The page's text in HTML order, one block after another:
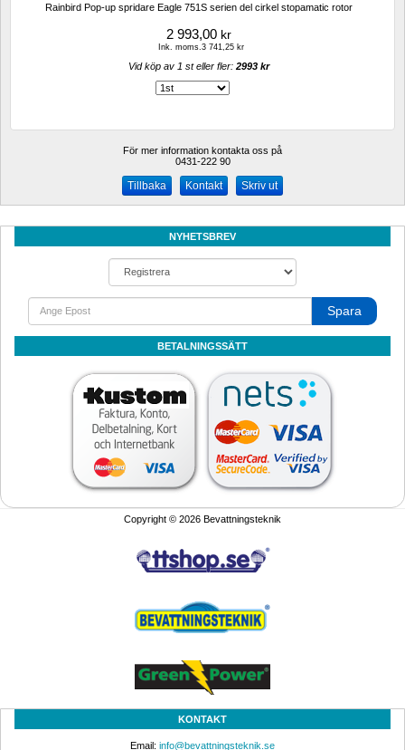
Rainbird Pop-up spridare Eagle 751S serien del cirkel stopamatic rotor
2 993,00 kr
Ink. moms.3 741,25 kr
Vid köp av 1 st eller fler: 2993 kr
För mer information kontakta oss på
0431-222 90
Kontakt Skriv ut
NYHETSBREV
Spara
BETALNINGSSÄTT
Copyright © 2026 Bevattningsteknik
KONTAKT
Email: info@bevattningsteknik.se